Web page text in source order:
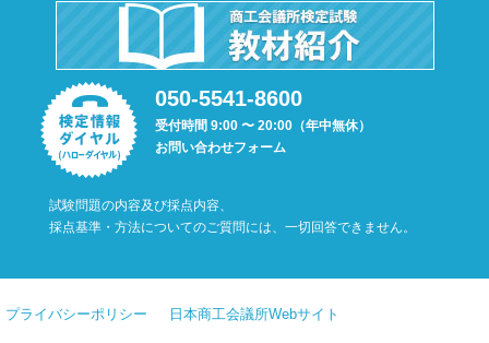
050-5541-8600
受付時間 9:00 〜 20:00（年中無休）
お問い合わせフォーム
試験問題の内容及び採点内容、
採点基準・方法についてのご質問には、一切回答できません。
プライバシーポリシー 日本商工会議所Webサイト